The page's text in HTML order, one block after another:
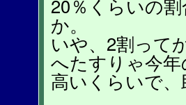
20％くらいの
か。
いや、2割って
へたすりゃ今
高いくらいで